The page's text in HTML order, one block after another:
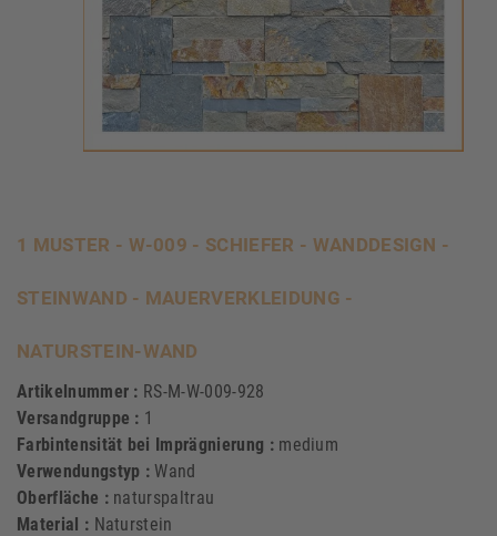
1 MUSTER - W-009 - SCHIEFER - WANDDESIGN -
STEINWAND - MAUERVERKLEIDUNG -
NATURSTEIN-WAND
Artikelnummer : RS-M-W-009-928
Versandgruppe : 1
Farbintensität bei Imprägnierung : medium
Verwendungstyp :Wand
Oberfläche : naturspaltrau
Material : Naturstein